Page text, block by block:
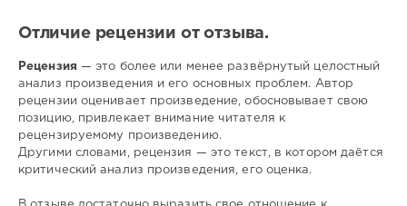
Отличие рецензии от отзыва.
Рецензия — это более или менее развёрнутый целостный
анализ произведения и его основных проблем. Автор
рецензии оценивает произведение, обосновывает свою
позицию, привлекает внимание читателя к
рецензируемому произведению.
Другими словами, рецензия — это текст, в котором даётся
критический анализ произведения, его оценка.